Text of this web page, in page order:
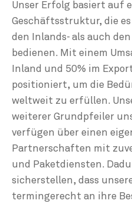
Unser Erfolg basiert auf
Geschäftsstruktur, die
den Inlands- als auch
bedienen. Mit einem
Inland und 50% im
positioniert, um die
weltweit zu erfüllen.
weiterer Grundpfeiler
verfügen über einen
Partnerschaften mit
und Paketdiensten.
sicherstellen, dass
termingerecht an ihre